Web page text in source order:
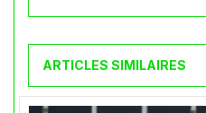
ARTICLES SIMILAIRES